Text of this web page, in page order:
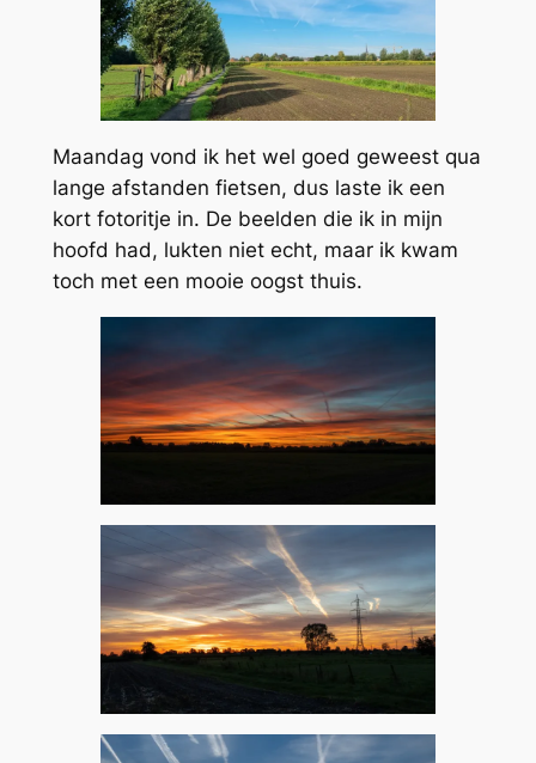
Maandag vond ik het wel goed geweest qua
lange afstanden fietsen, dus laste ik een
kort fotoritje in. De beelden die ik in mijn
hoofd had, lukten niet echt, maar ik kwam
toch met een mooie oogst thuis.